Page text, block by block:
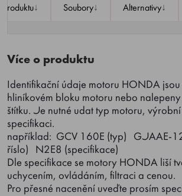
↓ Soubory↓ Alternativy↓
Více o produktu
Identifikační údaje motoru HONDA
hliníkovém bloku motoru nebo
štítku. Je nutné udat typ motoru,
specifikaci.
například: GCV 160E (typ) GJAAE-
říslo) N2E8 (specifikace)
Dle specifikace se motory HONDA liší
uchycením, ovládáním, filtraci a cenou.
Pro přesné nacenění uveďte prosím